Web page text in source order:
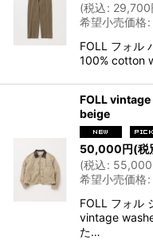
(税込: 29,700
希望小売価格:
FOLL フォル
100% cotton
FOLL
beige
50,000円(税
(税込: 55,000
希望小売価格:
FOLL フォル
vintage
た…